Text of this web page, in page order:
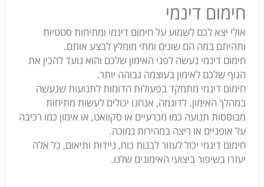
חימום דינמי
אולי יצא לכם לשמוע על חימום דינמי ומתיחות סטטיות
ותהיתם במה הם שונים ומתי מומלץ לבצע אותם.
חימום דינמי נעשה לפני האימון שלכם והוא נועד להכין את
הגוף שלכם לאימון בעוצמה גבוהה יותר.
חימום דינמי מתמקד בפעולות הדומות לתנועות שנעשה
במהלך האימון. לדוגמה, אנחנו יכולים לעשות מתיחות
מבוססות תנועה כמו מכרעיים או סקוואט, או אימון כמו רכיבה
על אופניים או ריצה במהירות נמוכה.
חימום דינמי יכול לעזור לבנות כוח, ניידות ותיאום, כל אלה
יעזרו בשיפור ביצועי האימונים שלנו.